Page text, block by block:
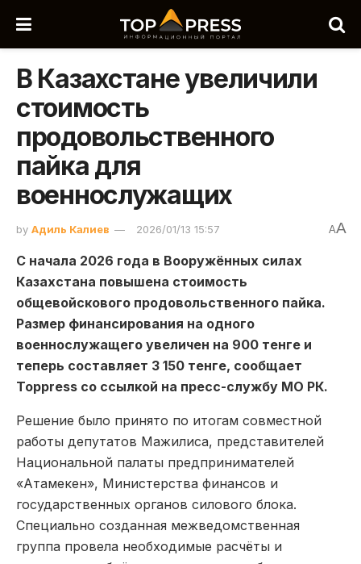
В Казахстане увеличили
стоимость
продовольственного
пайка для
военнослужащих
by Адиль Калиев 2026/01/13 15:57 AA
С начала 2026 года в Вооружённых силах
Казахстана повышена стоимость
общевойскового продовольственного пайка.
Размер финансирования на одного
военнослужащего увеличен на 900 тенге и
теперь составляет 3 150 тенге, сообщает
Toppress со ссылкой на пресс-службу МО РК.
Решение было принято по итогам совместной
работы депутатов Мажилиса, представителей
Национальной палаты предпринимателей
«Атамекен», Министерства финансов и
государственных органов силового блока.
Специально созданная межведомственная
группа провела необходимые расчёты и